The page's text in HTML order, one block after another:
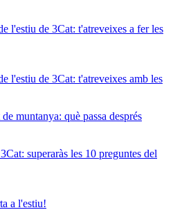
l'estiu de 3Cat: t'atreveixes a fer les
l'estiu de 3Cat: t'atreveixes amb les
muntanya: què passa després
superaràs les 10 preguntes del
a l'estiu!